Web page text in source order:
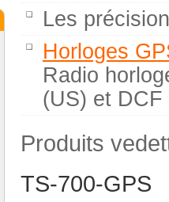
Les
Horloges
Radio
(US) et DCF
Produits
TS-700-GPS